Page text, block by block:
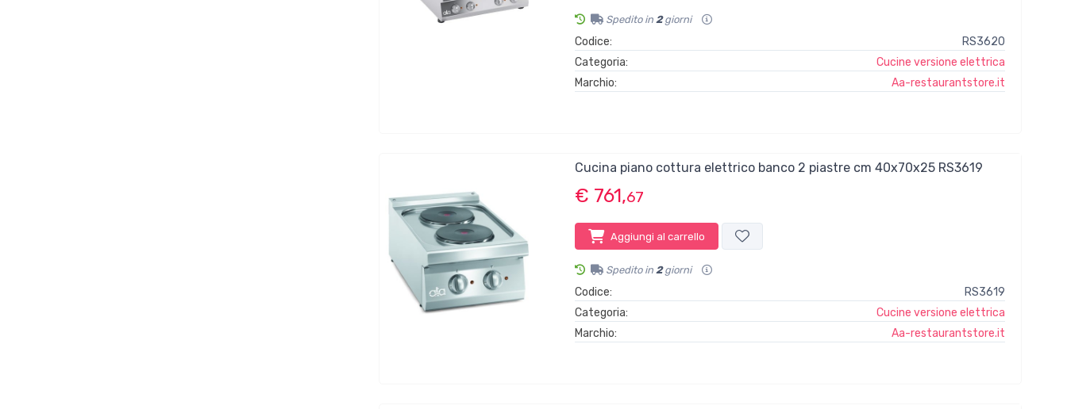
Spedito in 2giorni
Codice:
RS3620
Categoria:
Cucine versione elettrica
Marchio:
Aa-restaurantstore.it
Cucina piano cottura elettrico banco 2 piastre cm 40x70x25 RS3619
€ 761,67
Aggiungi al carrello
Spedito in 2giorni
Codice:
RS3619
Categoria:
Cucine versione elettrica
Marchio:
Aa-restaurantstore.it